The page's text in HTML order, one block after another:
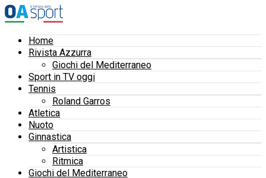
Home
Rivista Azzurra
Giochi del Mediterraneo
Sport in TV oggi
Tennis
Roland Garros
Atletica
Nuoto
Ginnastica
Artistica
Ritmica
Giochi del Mediterraneo